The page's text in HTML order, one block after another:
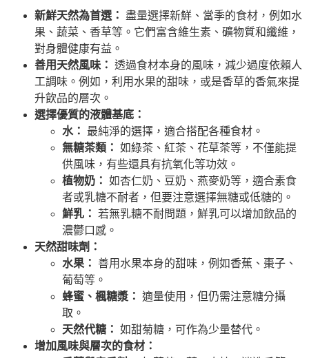
新鮮天然為首選： 盡量選擇新鮮、當季的食材，例如水
果、蔬菜、香草等。它們富含維生素、礦物質和纖維，
對身體健康有益。
善用天然風味： 透過食材本身的風味，減少過度依賴人
工調味。例如，利用水果的甜味，或是香草的香氣來提
升飲品的層次。
選擇優質的液體基底：
水：
最純淨的選擇，適合搭配各種食材。
無糖茶類： 如綠茶、紅茶、花草茶等，不僅能提
供風味，有些還具有抗氧化等功效。
植物奶： 如杏仁奶、豆奶、燕麥奶等，適合素食
者或乳糖不耐者，但要注意選擇無糖或低糖的。
鮮乳： 若無乳糖不耐問題，鮮乳可以增加飲品的
濃鬱口感。
天然甜味劑：
水果： 善用水果本身的甜味，例如香蕉、棗子、
葡萄等。
蜂蜜、楓糖漿： 適量使用，但仍需注意糖分攝
取。
天然代糖： 如甜菊糖，可作為少量替代。
增加風味與層次的食材：